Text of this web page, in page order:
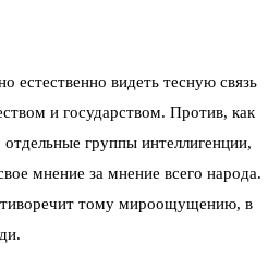
естественно видеть тесную связь
и государством. Против, как
группы интеллигенции,
мнение за мнение всего народа.
тому мироощущению, в